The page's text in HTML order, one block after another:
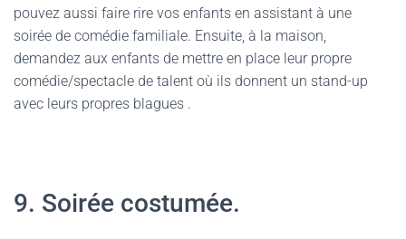
pouvez aussi faire rire vos enfants en assistant à une
soirée de comédie familiale. Ensuite, à la maison,
demandez aux enfants de mettre en place leur propre
comédie/spectacle de talent où ils donnent un stand-up
avec leurs propres blagues .
9. Soirée costumée.